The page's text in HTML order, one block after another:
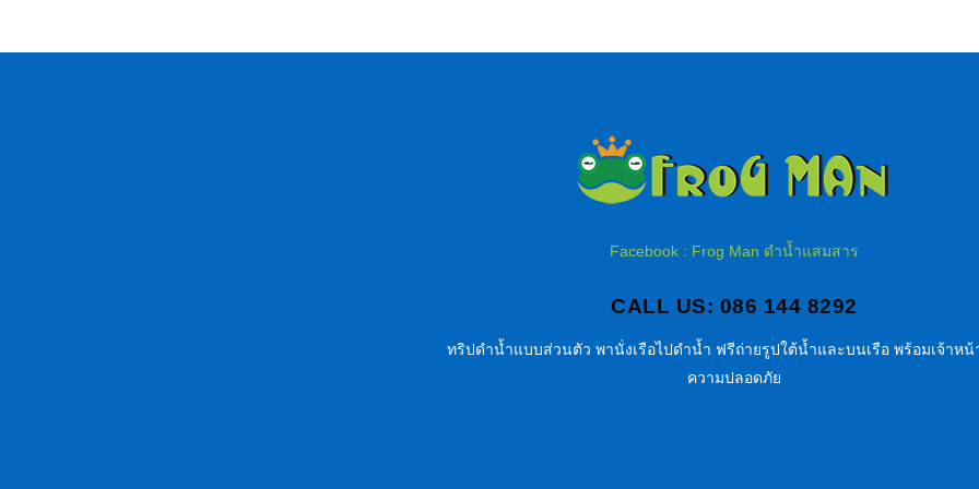
Facebook : Frog Man ดำน้ำแสมสาร
CALL US: 086 144 8292
ทริปดำน้ำแบบส่วนตัว พานั่งเรือไปดำน้ำ ฟรีถ่ายรูปใต้น้ำและบนเรือ พร้อมเจ้าห
ความปลอดภัย